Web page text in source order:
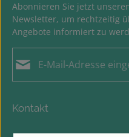
Abonnieren Sie jetzt
Newsletter, um rechtzeitig
Angebote informiert zu
Ich habe die
Die mit einem Stern (*)
Kontakt